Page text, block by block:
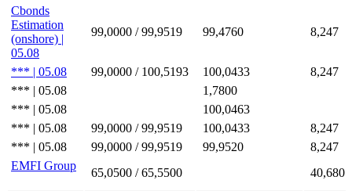
Cbonds
Estimation
(onshore) |
05.08
99,0000 / 99,9519 99,4760 8,247
*** | 05.08 99,0000 / 100,5193 100,0433
8,247
*** | 05.08
1,7800
*** | 05.08
100,0463
*** | 05.08
99,0000 / 99,9519 100,0433
8,247
*** | 05.08
99,0000 / 99,9519 99,9520
8,247
EMFI Group
65,0500 / 65,5500 40,680